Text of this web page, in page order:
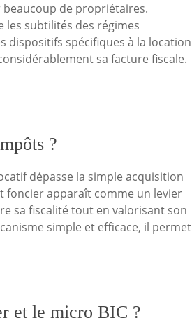
de propriétaires.
subtilités des régimes
dispositifs spécifiques à la location
sa facture fiscale.
?
dépasse la simple acquisition
foncier apparaît comme un levier
sa fiscalité tout en valorisant son
simple et efficace, il permet
et le micro BIC ?